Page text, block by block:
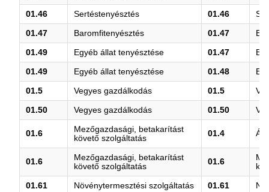
01.46 Sertéstenyésztés 01.46
01.47 Baromfitenyésztés 01.47
01.49 Egyéb állat tenyésztése 01.47
01.49 Egyéb állat tenyésztése 01.48
01.5 Vegyes gazdálkodás 01.5
01.50 Vegyes gazdálkodás 01.50
01.6
Mezőgazdasági, betakarítást
követő szolgáltatás
01.4
01.6
Mezőgazdasági, betakarítást
követő szolgáltatás
01.6
01.61 Növénytermesztési szolgáltatás 01.61